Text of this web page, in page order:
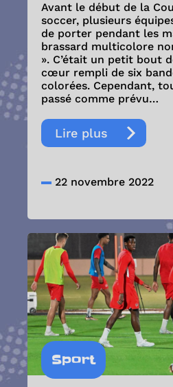
Avant le début de la
soccer, plusieurs
de porter pendant les
brassard multicolore
». C’était un petit bout
cœur rempli de six
colorées. Cependant,
passé comme prévu…
Lire plus
22 novembre 2022
Sport